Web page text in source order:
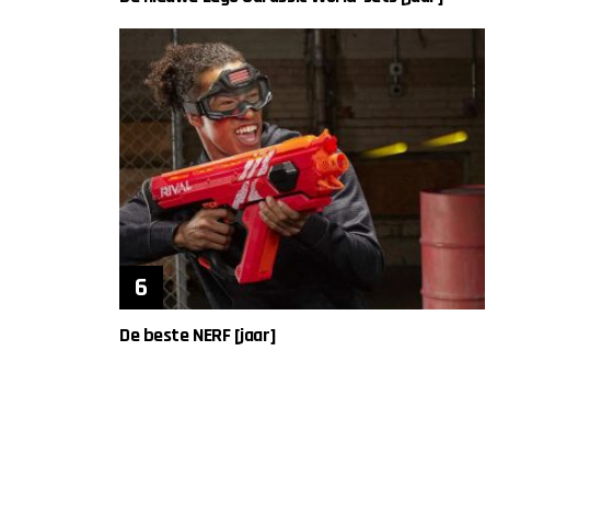
De beste NERF [jaar]